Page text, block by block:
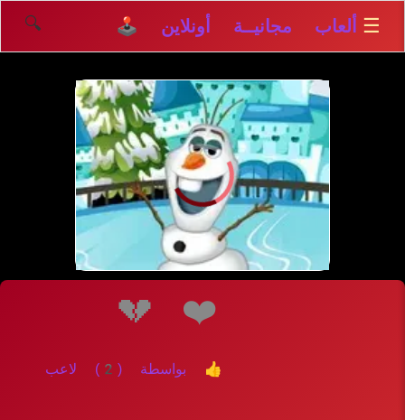
☰ ألعاب مجانيــة أونلاين 🕹️ 🔍
إلعــــب
❤️
💔
👍 بواسطة (2) لاعب